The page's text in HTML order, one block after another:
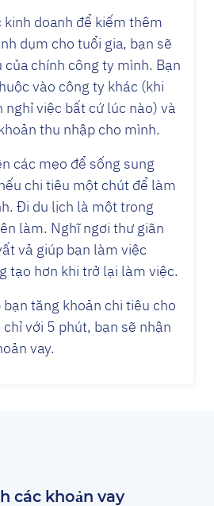
doanh để kiếm thêm
dụm cho tuổi gia, bạn sẽ
chính công ty mình. Bạn
vào công ty khác (khi
nghỉ việc bất cứ lúc nào) và
thu nhập cho mình.
các mẹo để sống sung
chi tiêu một chút để làm
Đi du lịch là một trong
làm. Nghĩ ngơi thư giãn
vả giúp bạn làm việc
tạo hơn khi trở lại làm việc.
bạn tăng khoản chi tiêu cho
với 5 phút, bạn sẽ nhận
vay.
các khoản vay